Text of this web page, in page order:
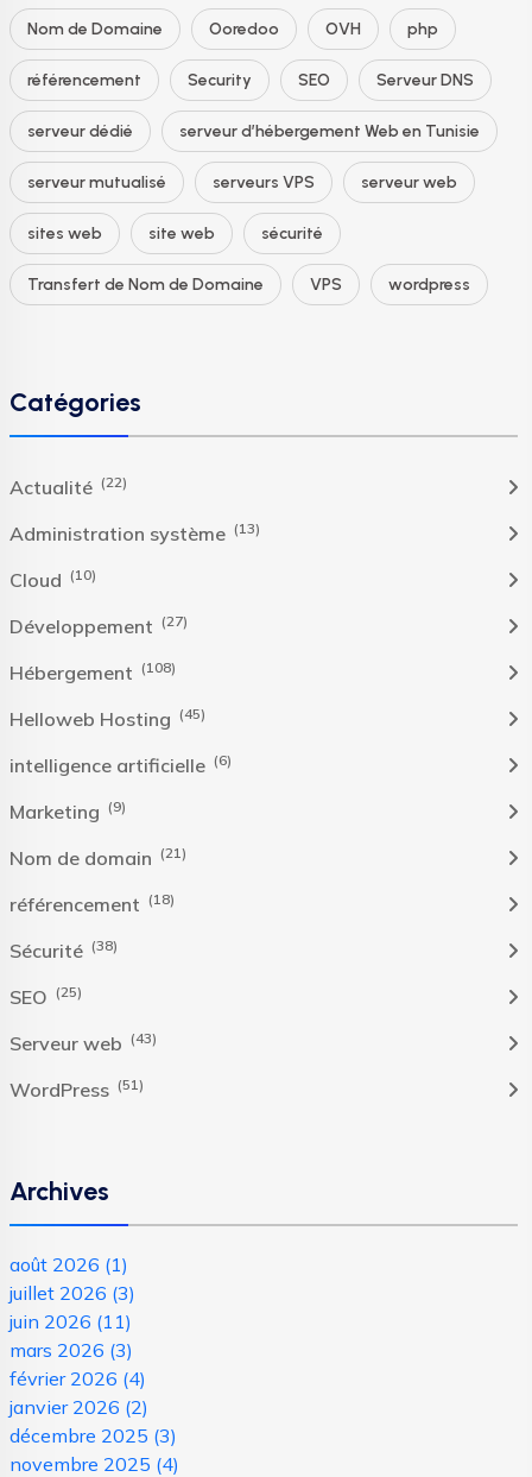
Nom de Domaine Ooredoo OVH php
référencement Security SEO Serveur DNS
serveur dédié serveur d’hébergement Web en Tunisie
serveur mutualisé serveurs VPS serveur web
sites web site web sécurité
Transfert de Nom de Domaine VPS wordpress
Catégories
Actualité (22)
Administration système (13)
Cloud (10)
Développement (27)
Hébergement (108)
Helloweb Hosting (45)
intelligence artificielle (6)
Marketing (9)
Nom de domain (21)
référencement (18)
Sécurité (38)
SEO (25)
Serveur web (43)
WordPress (51)
Archives
août 2026 (1)
juillet 2026 (3)
juin 2026 (11)
mars 2026 (3)
février 2026 (4)
janvier 2026 (2)
décembre 2025 (3)
novembre 2025 (4)